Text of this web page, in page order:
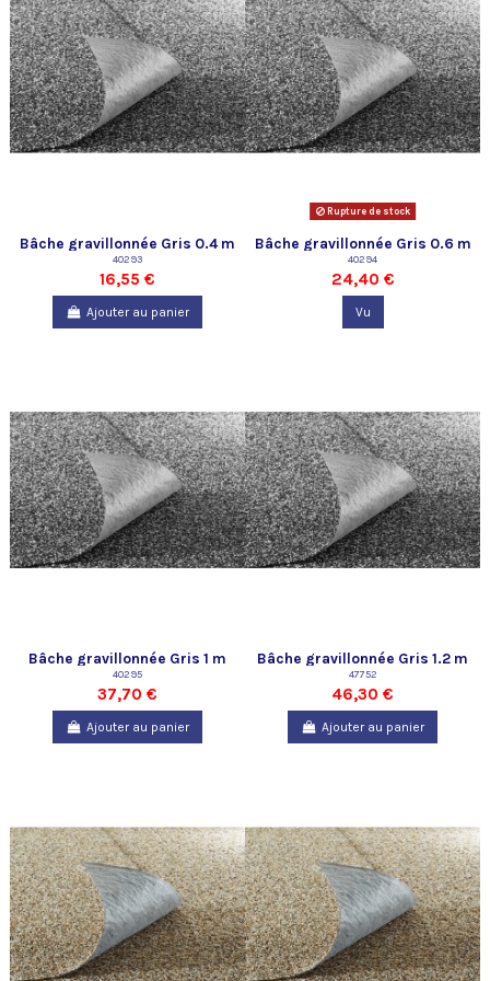
Bâche gravillonnée Gris 0.4 m
de large Oase
40293
16,55 €
Ajouter au panier
Rupture de stock
Bâche gravillonnée Gris 0.6 m
de large Oase
40294
24,40 €
Vu
Bâche gravillonnée Gris 1 m
de large Oase
40295
37,70 €
Ajouter au panier
Bâche gravillonnée Gris 1.2 m
de large Oase
47752
46,30 €
Ajouter au panier